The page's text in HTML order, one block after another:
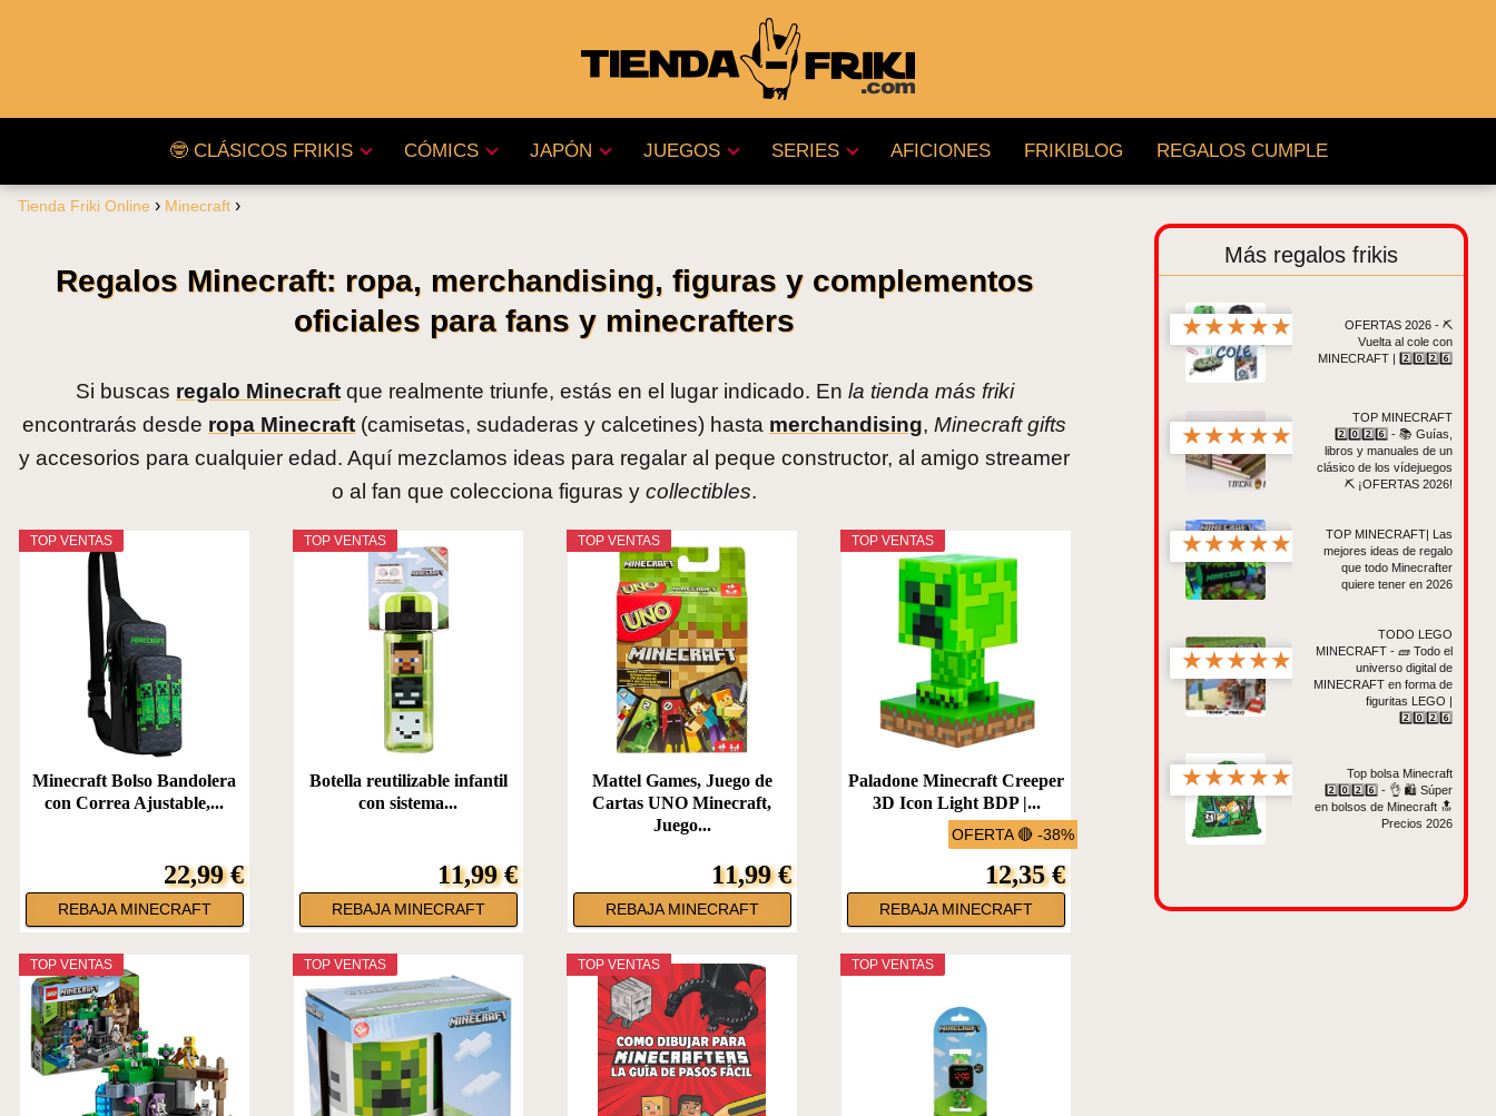
🤓 CLÁSICOS FRIKIS CÓMICS JAPÓN JUEGOS SERIES AFICIONES FRIKIBLOG REGALOS CUMPLE
Tienda Friki Online Minecraft
Regalos Minecraft: ropa, merchandising, figuras y complementos
oficiales para fans y minecrafters
Si buscas regalo Minecraftque realmente triunfe, estás en el lugar indicado. En la tienda más friki
encontrarás desde ropa Minecraft (camisetas, sudaderas y calcetines) hasta merchandising,Minecraft gifts
y accesorios para cualquier edad. Aquí mezclamos ideas para regalar al peque constructor, al amigo streamer
o al fan que colecciona figuras ycollectibles.
TOP VENTAS
Minecraft Bolso Bandolera
con Correa Ajustable,...
22,99 €
REBAJA MINECRAFT
TOP VENTAS
Botella reutilizable infantil
con sistema...
11,99 €
REBAJA MINECRAFT
TOP VENTAS
Mattel Games, Juego de
Cartas UNO Minecraft,
Juego...
11,99 €
REBAJA MINECRAFT
OFERTA 🔴 -38%
TOP VENTAS
Paladone Minecraft Creeper
3D Icon Light BDP |...
12,35 €
REBAJA MINECRAFT
TOP VENTAS TOP VENTAS TOP VENTAS TOP VENTAS
Más regalos frikis
★★★★★
OFERTAS 2026 - ⛏️
Vuelta al cole con
MINECRAFT | 2️⃣0️⃣2️⃣6️⃣
★★★★★
TOP MINECRAFT
2️⃣0️⃣2️⃣6️⃣ - 📚 Guías,
libros y manuales de un
clásico de los vídejuegos
⛏️ ¡OFERTAS 2026!
★★★★★
TOP MINECRAFT| Las
mejores ideas de regalo
que todo Minecrafter
quiere tener en 2026
★★★★★
TODO LEGO
MINECRAFT - 🧱 Todo el
universo digital de
MINECRAFT en forma de
figuritas LEGO |
2️⃣0️⃣2️⃣6️⃣
★★★★★
Top bolsa Minecraft
2️⃣0️⃣2️⃣6️⃣ - 👌 🛍️ Súper
en bolsos de Minecraft 🔝
Precios 2026